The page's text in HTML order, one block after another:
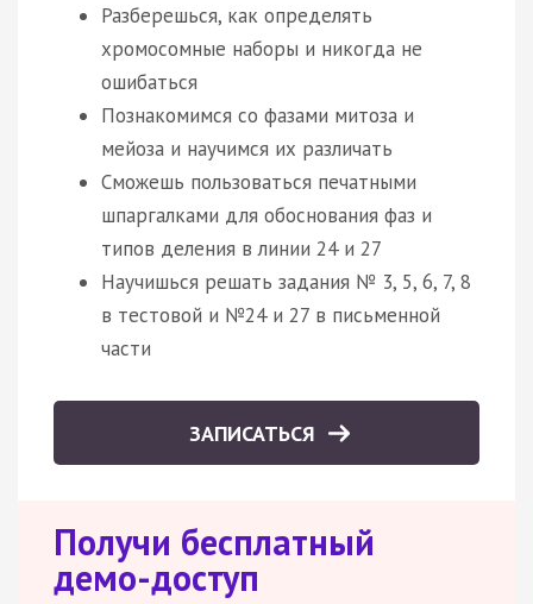
Разберешься, как определять
хромосомные наборы и никогда не
ошибаться
Познакомимся со фазами митоза и
мейоза и научимся их различать
Сможешь пользоваться печатными
шпаргалками для обоснования фаз и
типов деления в линии 24 и 27
Научишься решать задания № 3, 5, 6, 7, 8
в тестовой и №24 и 27 в письменной
части
ЗАПИСАТЬСЯ
Получи бесплатный
демо-доступ